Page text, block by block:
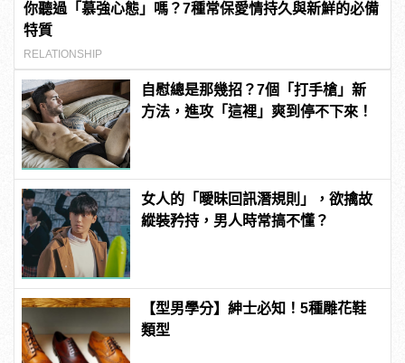
你聽過「慕強心態」嗎？7種常保愛情持久與新鮮的必備
特質
RELATIONSHIP
自慰總是那幾招？7個「打手槍」新
方法，進攻「這裡」爽到停不下來！
女人的「曖昧回訊潛規則」，欲擒故
縱裝矜持，男人時常搞不懂？
【型男學分】紳士必知！5種雕花鞋
類型